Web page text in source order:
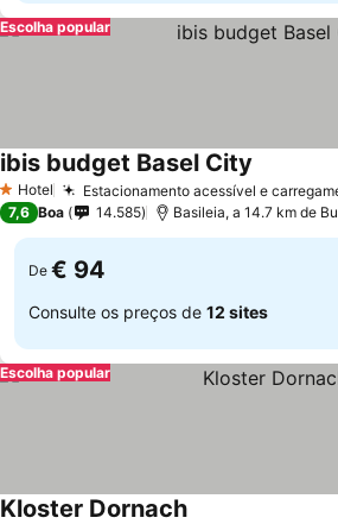
Escolha popular
1 Estrelas
Hotel Estacionamento acessível e
ibis budget Basel City
7,6 Boa 14.585 Basileia, a 14.7 km de
De € 94
Consulte os preços de 12 sites
Escolha popular
Kloster Dornach